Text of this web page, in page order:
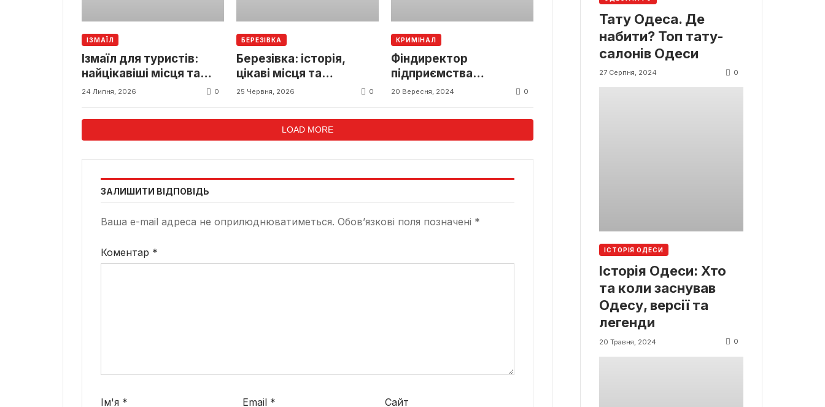
ІЗМАЇЛ
Ізмаїл для туристів:
найцікавіші місця та
пам’ятки міста
24 Липня, 2026 0
БЕРЕЗІВКА
Березівка: історія,
цікаві місця та
туристичні локації
25 Червня, 2026 0
КРИМІНАЛ
Фіндиректор
підприємства
засуджений за
від експорту зерна
20 Вересня, 2024 0
LOAD MORE
ЗАЛИШИТИ ВІДПОВІДЬ
Ваша e-mail адреса не оприлюднюватиметься. Обов’язкові поля позначені *
Коментар *
Ім'я * Email * Сайт
Тату Одеса. Де
набити? Топ тату-
салонів Одеси
27 Серпня, 2024 0
ІСТОРІЯ ОДЕСИ
Історія Одеси: Хто
та коли заснував
Одесу, версії та
легенди
20 Травня, 2024 0